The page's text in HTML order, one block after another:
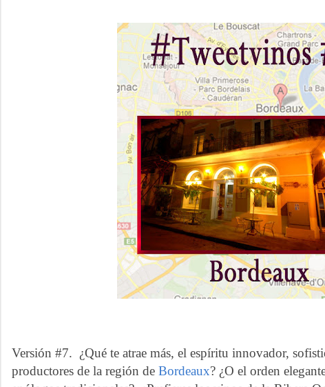
Versión #7. ¿Qué te atrae más, el espíritu innovador,
productores de la región de Bordeaux? ¿O el orden